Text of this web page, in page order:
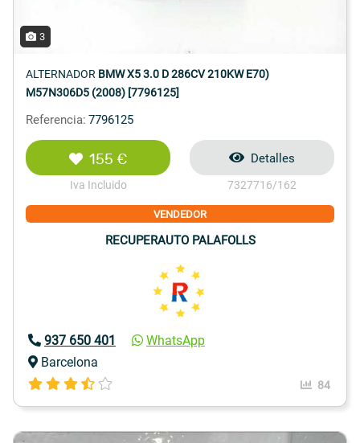
3
ALTERNADOR BMW X5 3.0 D 286CV 210KW E70)
M57N306D5 (2008) [7796125]
Referencia: 7796125
155 €
Iva Incluido
Detalles
7327716/162
VENDEDOR
RECUPERAUTO PALAFOLLS
937 650 401
WhatsApp
Barcelona
84